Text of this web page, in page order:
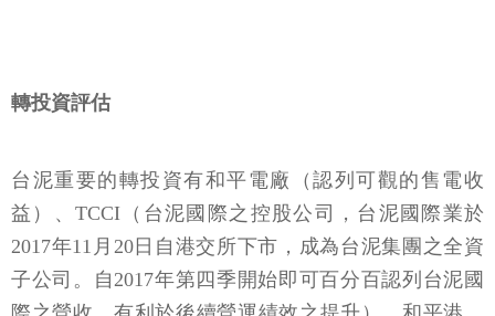
轉投資評估
台泥重要的轉投資有和平電廠（認列可觀的售電收
益）、TCCI（台泥國際之控股公司，台泥國際業於
2017年11月20日自港交所下市，成為台泥集團之全資
子公司。自2017年第四季開始即可百分百認列台泥國